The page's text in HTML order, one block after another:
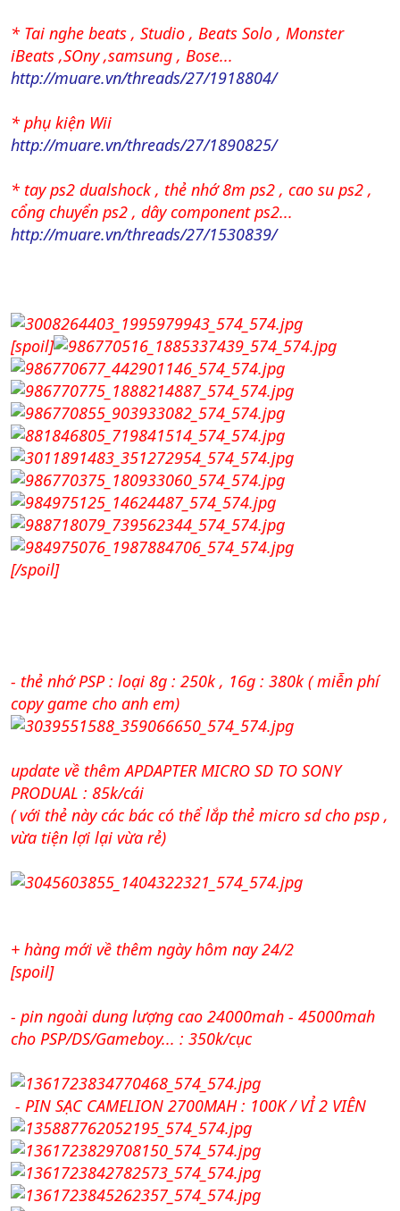
* Tai nghe beats , Studio , Beats Solo , Monster
iBeats ,SOny ,samsung , Bose...
http://muare.vn/threads/27/1918804/
* phụ kiện Wii
http://muare.vn/threads/27/1890825/
* tay ps2 dualshock , thẻ nhớ 8m ps2 , cao su ps2 ,
cổng chuyển ps2 , dây component ps2...
http://muare.vn/threads/27/1530839/
[spoil]
[/spoil]
- thẻ nhớ PSP : loại 8g : 250k , 16g : 380k ( miễn phí
copy game cho anh em)
update về thêm APDAPTER MICRO SD TO SONY
PRODUAL : 85k/cái
( với thẻ này các bác có thể lắp thẻ micro sd cho psp ,
vừa tiện lợi lại vừa rẻ)
+ hàng mới về thêm ngày hôm nay 24/2
[spoil]
- pin ngoài dung lượng cao 24000mah - 45000mah
cho PSP/DS/Gameboy... : 350k/cục
- PIN SẠC CAMELION 2700MAH : 100K / VỈ 2 VIÊN